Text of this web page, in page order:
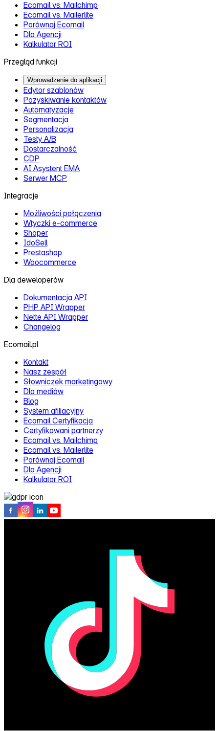
Integracje
Możliwości połączenia
Wtyczki e‑commerce
Shoper
IdoSell
Prestashop
Woocommerce
Dla deweloperów
Dokumentacja API
PHP API Wrapper
Nette API Wrapper
Changelog
Ecomail.pl
Kontakt
Słowniczek marketingowy
Blog
System afiliacyjny
Ecomail Certyfikacja
Certyfikowani partnerzy
Ecomail vs. Mailchimp
Ecomail vs. Mailerlite
Porównaj Ecomail
Dla Agencji
Kalkulator ROI
EnglishPolski
Kodeks Używania Ecomailu
Zasady przetwarzania danych osobowych
Ustawienia plików cookie
Cookies związane z funkcjami Ecomail
Deklaracja dostępności
Certyfikat rezydencji podatkowej
2024